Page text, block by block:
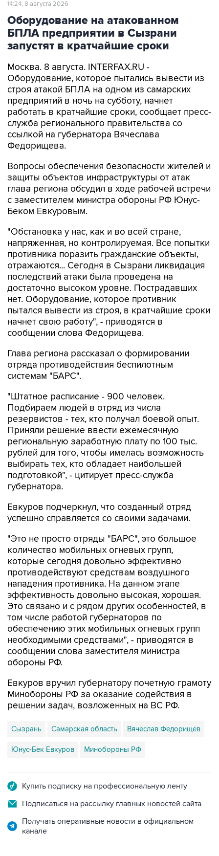
14:24, 8 августа 2026
Оборудование на атакованном
БПЛА предприятии в Сызрани
запустят в кратчайшие сроки
Москва. 8 августа. INTERFAX.RU -
Оборудование, которое пытались вывести из
строя атакой БПЛА на одном из самарских
предприятий в ночь на субботу, начнет
работать в кратчайшие сроки, сообщает пресс-
служба регионального правительства со
ссылкой на губернатора Вячеслава
Федорищева.
Вопросы обеспечения безопасности жителей и
защиты объектов инфраструктуры от атак
глава региона обсудил в ходе рабочей встречи
с заместителем министра обороны РФ Юнус-
Беком Евкуровым.
"Обстановка у нас, как и во всей стране,
напряженная, но контролируемая. Все попытки
противника поразить гражданские объекты,
отражаются... Сегодня в Сызрани ликвидация
последствий атаки была проведена на
достаточно высоком уровне. Пострадавших
нет. Оборудование, которое противник
пытался вывести из строя, в кратчайшие сроки
начнет свою работу", - приводятся в
сообщении слова Федорищева.
Глава региона рассказал о формировании
отряда противодействия беспилотным
системам "БАРС".
"Штатное расписание - 900 человек.
Подбираем людей в отряд из числа
резервистов - тех, кто получал боевой опыт.
Приняли решение ввести ежемесячную
региональную заработную плату по 100 тыс.
рублей для того, чтобы имелась возможность
выбирать тех, кто обладает наибольшей
подготовкой", - цитирует пресс-служба
губернатора.
Евкуров подчеркнул, что созданный отряд
успешно справляется со своими задачами.
"Это не просто отряды "БАРС", это большое
количество мобильных огневых групп,
которые сегодня довольно эффективно
противодействуют средствам воздушного
нападения противника. На данном этапе
эффективность довольно высокая, хорошая.
Это связано и с рядом других особенностей, в
том числе работой губернаторов по
обеспечению этих мобильных огневых групп
необходимыми средствами", - приводятся в
сообщении слова заместителя министра
обороны РФ.
Евкуров вручил губернатору почетную грамоту
Минобороны РФ за оказание содействия в
решении задач, возложенных на ВС РФ.
Сызрань Самарская область Вячеслав Федорищев
Юнус-Бек Евкуров Минобороны РФ
Купить подписку на профессиональную ленту
Подписаться на рассылку главных новостей сайта
Получать оперативные новости в официальном
канале